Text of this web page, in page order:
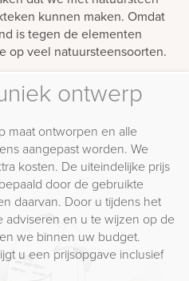
kunnen maken. Omdat
is tegen de elementen
op veel natuursteensoorten.
ontwerp
maat ontworpen en alle
aangepast worden. We
kosten. De uiteindelijke prijs
door de gebruikte
daarvan. Door u tijdens het
adviseren en u te wijzen op de
we binnen uw budget.
u een prijsopgave inclusief